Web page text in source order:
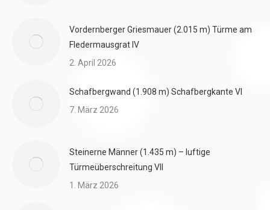
Vordernberger Griesmauer (2.015 m) Türme am
Fledermausgrat IV
2. April 2026
Schafbergwand (1.908 m) Schafbergkante VI
7. März 2026
Steinerne Männer (1.435 m) – luftige
Türmeüberschreitung VII
1. März 2026